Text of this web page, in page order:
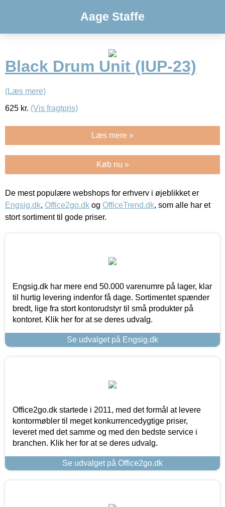
Aage Staffe
Black Drum Unit (IUP-23)
(Læs mere)
625 kr. (Vis fragtpris)
Læs mere »
Køb nu »
De mest populære webshops for erhverv i øjeblikket er
Engsig.dk, Office2go.dk og OfficeTrend.dk, som alle har et
stort sortiment til gode priser.
Engsig.dk har mere end 50.000 varenumre på lager, klar
til hurtig levering indenfor få dage. Sortimentet spænder
bredt, lige fra stort kontorudstyr til små produkter på
kontoret. Klik her for at se deres udvalg.
Se udvalget på Engsig.dk
Office2go.dk startede i 2011, med det formål at levere
kontormøbler til meget konkurrencedygtige priser,
leveret med det samme og med den bedste service i
branchen. Klik her for at se deres udvalg.
Se udvalget på Office2go.dk